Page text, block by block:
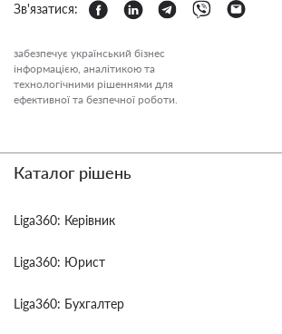
Зв'язатися:
забезпечує український бізнес
інформацією, аналітикою та
технологічними рішеннями для
ефективної та безпечної роботи.
Каталог рішень
Liga360: Керівник
Liga360: Юрист
Liga360: Бухгалтер